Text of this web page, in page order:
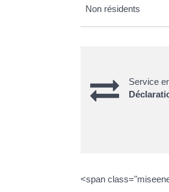
Non résidents
Service
<span